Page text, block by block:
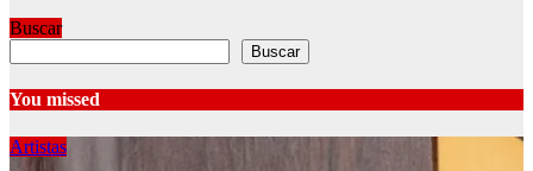
Buscar
Buscar
You missed
Artistas